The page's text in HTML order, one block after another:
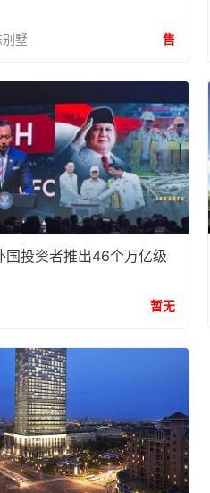
别墅 售
国投资者推出46个万亿级
暂无